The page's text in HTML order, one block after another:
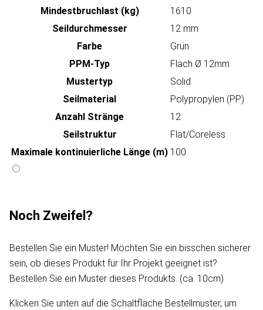
Mindestbruchlast (kg)
1610
Seildurchmesser
12 mm
Farbe
Grün
PPM-Typ
Flach Ø 12mm
Mustertyp
Solid
Seilmaterial
Polypropylen (PP)
Anzahl Stränge
12
Seilstruktur
Flat/Coreless
Maximale kontinuierliche Länge (m) 100
Noch Zweifel?
Bestellen Sie ein Muster! Möchten Sie ein bisschen sicherer
sein, ob dieses Produkt für Ihr Projekt geeignet ist?
Bestellen Sie ein Muster dieses Produkts. (ca. 10cm)
Klicken Sie unten auf die Schaltfläche Bestellmuster, um